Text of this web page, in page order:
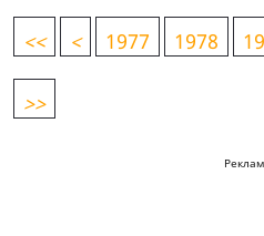
<< < 1977 1978
>>